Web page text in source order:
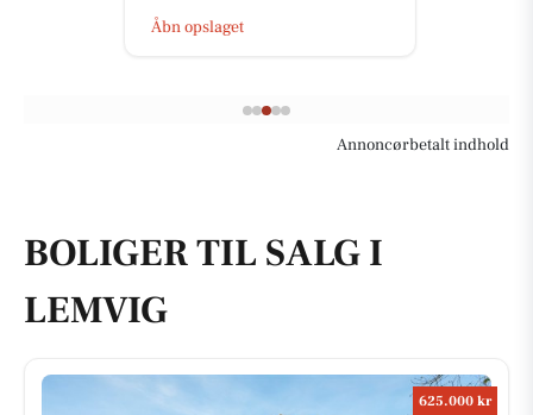
Åbn opslaget
Annoncørbetalt indhold
BOLIGER TIL SALG I
LEMVIG
625.000 kr